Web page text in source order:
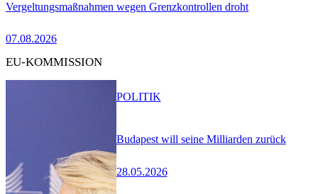
Vergeltungsmaßnahmen wegen Grenzkontrollen droht
07.08.2026
EU-KOMMISSION
Budapest will seine Milliarden zurück
28.05.2026
POLITIK